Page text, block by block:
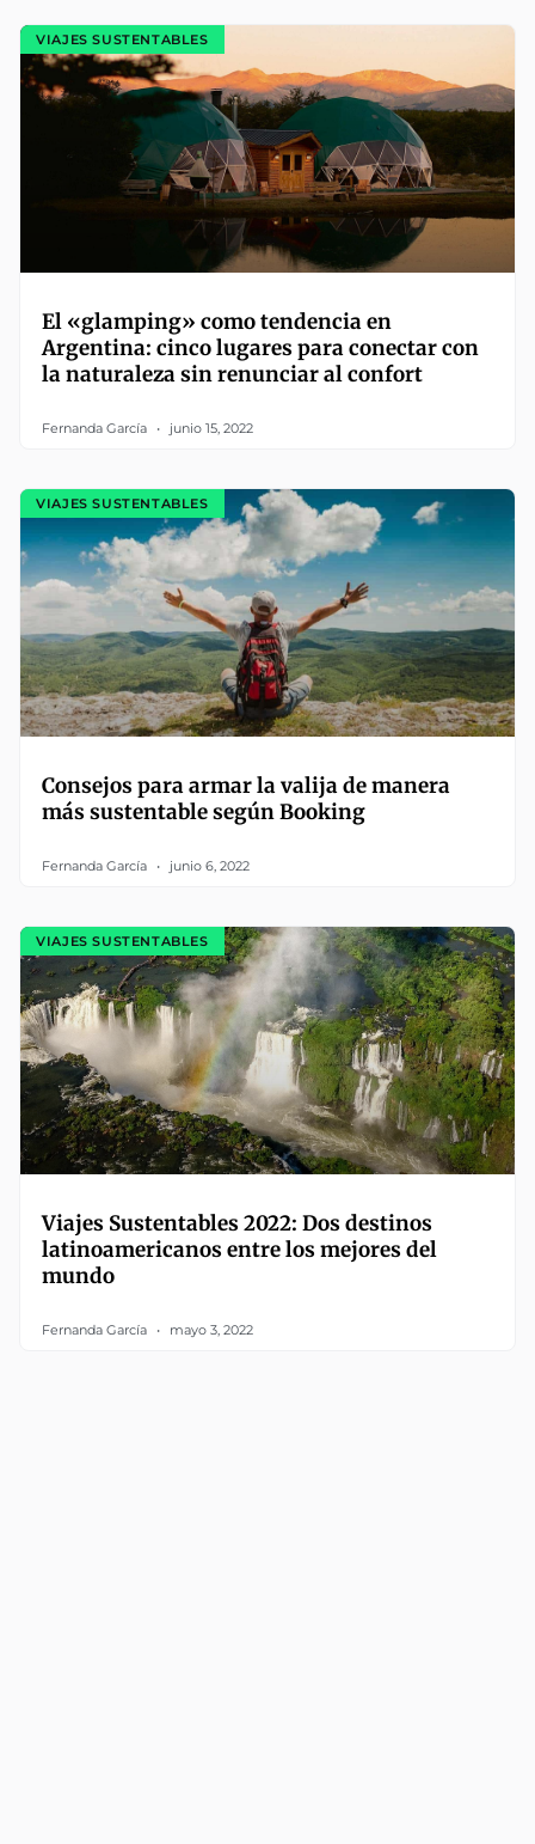
VIAJES SUSTENTABLES
El «glamping» como tendencia en
Argentina: cinco lugares para conectar con
la naturaleza sin renunciar al confort
Fernanda García junio 15, 2022
VIAJES SUSTENTABLES
Consejos para armar la valija de manera
más sustentable según Booking
Fernanda García junio 6, 2022
VIAJES SUSTENTABLES
Viajes Sustentables 2022: Dos destinos
latinoamericanos entre los mejores del
mundo
Fernanda García mayo 3, 2022